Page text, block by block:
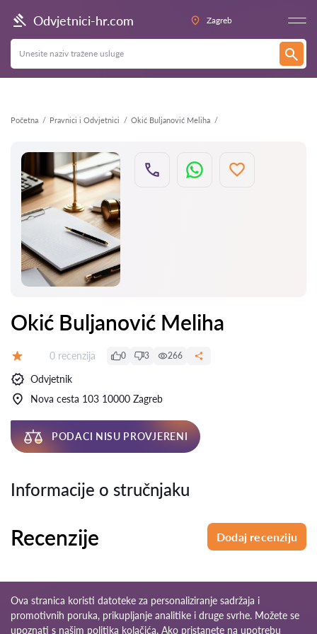
Odvjetnici-hr.com Zagreb
Početna Pravnici i Odvjetnici Okić Buljanović Meliha
Natrag
Okić Buljanović Meliha
Recenzija:
0 recenzija 0 3 266
Odvjetnik
Nova cesta 103 10000 Zagreb
PODACI NISU PROVJERENI
Informacije o stručnjaku
Recenzije Dodaj recenziju
Ova stranica koristi datoteke za personaliziranje sadržaja i
promotivnih poruka, prikupljanje analitike i druge svrhe. Možete se
upoznati s našim politika kolačića. Ako pristanete na upotrebu